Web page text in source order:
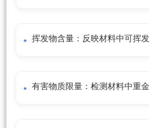
挥发物含量：反映材料中可挥
有害物质限量：检测材料中重